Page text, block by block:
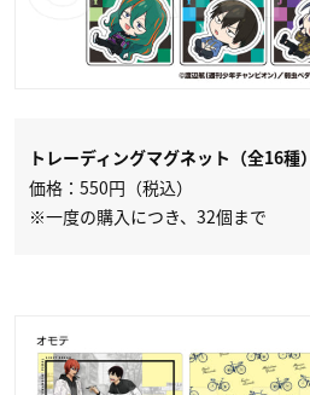
トレーディングマグネット（全16種）
価格：550円（税込）
※一度の購入につき、32個まで